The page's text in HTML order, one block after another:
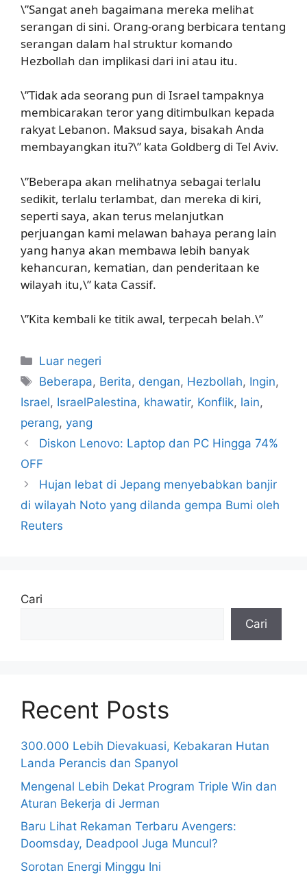
\”Sangat aneh bagaimana mereka melihat
serangan di sini. Orang-orang berbicara tentang
serangan dalam hal struktur komando
Hezbollah dan implikasi dari ini atau itu.
\”Tidak ada seorang pun di Israel tampaknya
membicarakan teror yang ditimbulkan kepada
rakyat Lebanon. Maksud saya, bisakah Anda
membayangkan itu?\” kata Goldberg di Tel Aviv.
\”Beberapa akan melihatnya sebagai terlalu
sedikit, terlalu terlambat, dan mereka di kiri,
seperti saya, akan terus melanjutkan
perjuangan kami melawan bahaya perang lain
yang hanya akan membawa lebih banyak
kehancuran, kematian, dan penderitaan ke
wilayah itu,\” kata Cassif.
\”Kita kembali ke titik awal, terpecah belah.\”
Kategori
Luar negeri
Tag
Beberapa, Berita, dengan, Hezbollah, Ingin,
Israel, IsraelPalestina, khawatir, Konflik, lain,
perang, yang
Diskon Lenovo: Laptop dan PC Hingga 74%
OFF
Hujan lebat di Jepang menyebabkan banjir
di wilayah Noto yang dilanda gempa Bumi oleh
Reuters
Cari
Cari
Recent Posts
300.000 Lebih Dievakuasi, Kebakaran Hutan
Landa Perancis dan Spanyol
Mengenal Lebih Dekat Program Triple Win dan
Aturan Bekerja di Jerman
Baru Lihat Rekaman Terbaru Avengers:
Doomsday, Deadpool Juga Muncul?
Sorotan Energi Minggu Ini